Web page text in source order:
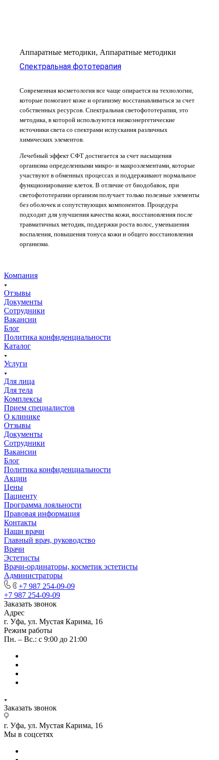
Аппаратные методики, Аппаратные методики
Спектральная фототерапия
Современная косметология все чаще опирается на технологии,
которые помогают коже и организму восстанавливаться за счет
собственных ресурсов. Спектральная светофототерапия, это
методика, в которой используются низкоэнергетические
источники света со спектрами испускания различных
химических элементов.
Лечебный эффект СФТ достигается за счет насыщения
организма определенными микро- и макроэлементами, которые
участвуют в обменных процессах и поддерживают нормальное
функционирование клеток. В отличие от биодобавок, при
светофототерапии организм получает только полезные элементы
без оболочек и сопутствующих компонентов. Процедура
подходит для улучшения качества кожи, восстановления после
травматичных методик, поддержки роста волос, уменьшения
воспаления, повышения тонуса кожи и общего восстановления
организма.
Компания
Отзывы
Документы
Сотрудники
Вакансии
Блог
Политика конфиденциальности
Каталог
Услуги
Для лица
Для тела
Комплексы
Прием специалистов
О клинике
Отзывы
Документы
Сотрудники
Вакансии
Блог
Политика конфиденциальности
Акции
Цены
Пациенту
Программа лояльности
Правовая информация
Контакты
Наши врачи
Главный врач, руководство
Врачи
Эстетисты
Врачи-ординаторы, косметик эстетисты
Администраторы
+7 987 254-09-09
+7 987 254-09-09
Заказать звонок
Адрес
г. Уфа, ул. Мустая Карима, 16
Режим работы
Пн. – Вс.: с 9:00 до 21:00
Заказать звонок
г. Уфа, ул. Мустая Карима, 16
Мы в соцсетях